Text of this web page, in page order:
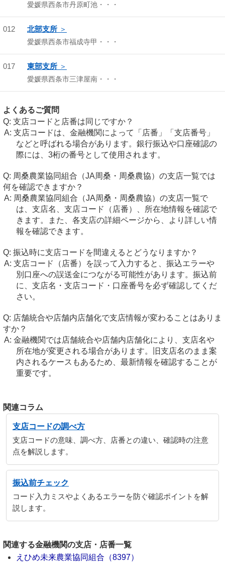
愛媛県西条市丹原町池・・・
012 北部支所
愛媛県西条市福成寺甲・・・
017 東部支所
愛媛県西条市三津屋南・・・
よくあるご質問
支店コードと店番は同じですか？
支店コードは、金融機関によって「店番」「支店番号」
などと呼ばれる場合があります。銀行振込や口座確認の
際には、3桁の番号として使用されます。
周桑農業協同組合（JA周桑・周桑農協）の支店一覧では
何を確認できますか？
周桑農業協同組合（JA周桑・周桑農協）の支店一覧で
は、支店名、支店コード（店番）、所在地情報を確認で
きます。また、各支店の詳細ページから、より詳しい情
報を確認できます。
振込時に支店コードを間違えるとどうなりますか？
支店コード（店番）を誤って入力すると、振込エラーや
別口座への誤送金につながる可能性があります。振込前
に、支店名・支店コード・口座番号を必ず確認してくだ
さい。
店舗統合や店舗内店舗化で支店情報が変わることはありま
すか？
金融機関では店舗統合や店舗内店舗化により、支店名や
所在地が変更される場合があります。旧支店名のまま案
内されるケースもあるため、最新情報を確認することが
重要です。
関連コラム
支店コードの調べ方
支店コードの意味、調べ方、店番との違い、確認時の注意
点を解説します。
振込前チェック
コード入力ミスやよくあるエラーを防ぐ確認ポイントを解
説します。
関連する金融機関の支店・店番一覧
えひめ未来農業協同組合（8397）